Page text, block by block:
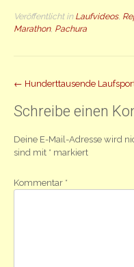
Veröffentlicht in Laufvideos,
Marathon, Pachura
Beitrag
Navigation
← Hunderttausende
Schreibe einen
Deine E-Mail-Adresse wird
sind mit * markiert
Kommentar *